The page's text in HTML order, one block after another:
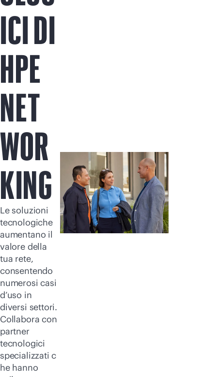
ICI DI
HPE
NET
WOR
KING
Le soluzioni
tecnologiche
aumentano il
valore della
tua rete,
consentendo
numerosi casi
d’uso in
diversi settori.
Collabora con
partner
tecnologici
specializzati c
he hanno